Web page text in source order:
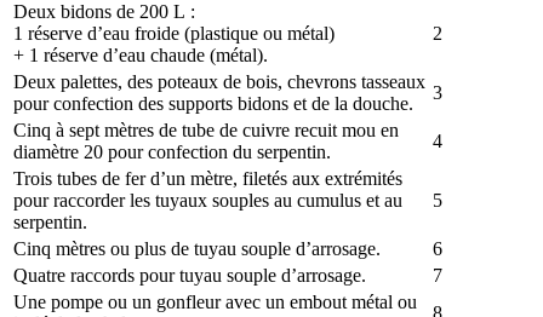
Deux bidons de 200 L :
1 réserve d’eau froide (plastique ou métal)
+ 1 réserve d’eau chaude (métal).
2
Deux palettes, des poteaux de bois, chevrons tasseaux
pour confection des supports bidons et de la douche.
3
Cinq à sept mètres de tube de cuivre recuit mou en
diamètre 20 pour confection du serpentin.
4
Trois tubes de fer d’un mètre, filetés aux extrémités
pour raccorder les tuyaux souples au cumulus et au
serpentin.
5
Cinq mètres ou plus de tuyau souple d’arrosage.
6
Quatre raccords pour tuyau souple d’arrosage.
7
Une pompe ou un gonfleur avec un embout métal ou
8